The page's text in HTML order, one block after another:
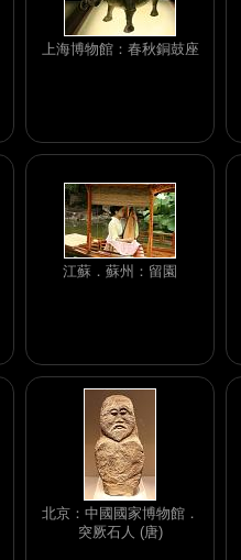
上海博物館：春秋銅鼓座
江蘇．蘇州：留園
北京：中國國家博物館．
突厥石人 (唐)